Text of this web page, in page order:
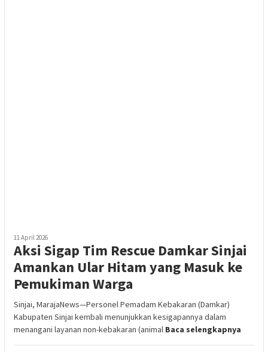
11 April 2026
Aksi Sigap Tim Rescue Damkar Sinjai
Amankan Ular Hitam yang Masuk ke
Pemukiman Warga
Sinjai, MarajaNews—Personel Pemadam Kebakaran (Damkar)
Kabupaten Sinjai kembali menunjukkan kesigapannya dalam
menangani layanan non-kebakaran (animal Baca selengkapnya